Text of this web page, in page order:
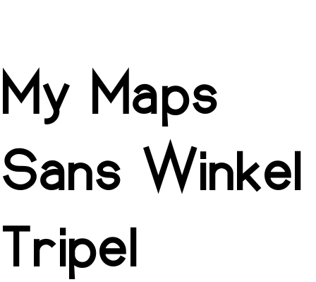
My Maps
Sans Winkel
Tripel